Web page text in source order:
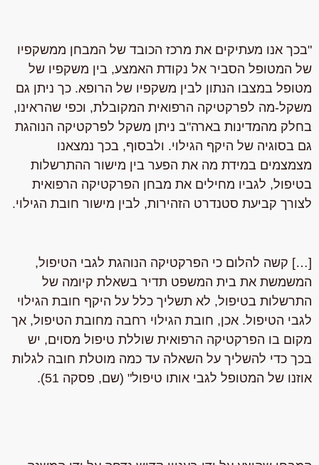
"בכך אנו מעתיקים את מרכז הכובד של המבחן ממשקפיו
של המטופל הסביר אל נקודת האמצע, בין משקפיו של
מטופל במצבו הנתון לבין משקפיו של הרופא. כך ניתן גם
משקל-מה לפרקטיקה הרפואית המקובלת, וכפי שהראינו,
בחלק מהמדינות בארה"ב ניתן משקל לפרקטיקה הנוהגת
גם בסוגיה של היקף הגילוי. ולבסוף, בכך נמצאנו
מצמצמים במידת מה את הפער בין מישור ההתרשלות
בטיפול, לגביו מחילים את מבחן הפרקטיקה הרפואית
לצורך קביעת סטנדרט הזהירות, לבין מישור חובת הגילוי.
[…] קשה להלום כי הפרקטיקה הנוהגת לגבי הטיפול,
המשמשת את בית המשפט תדיר בשאלת קיומה של
התרשלות בטיפול, לא תשליך כלל על היקף חובת הגילוי
לגבי הטיפול. אכן, חובת הגילוי רחבה מחובת הטיפול, אך
מקום בו הפרקטיקה הרפואית שוללת טיפול מסוים, יש
בכך כדי להשליך על השאלה עד כמה מוטלת חובה לגלות
אוזנו של המטופל לגבי אותו טיפול" (שם, פסקה 51).